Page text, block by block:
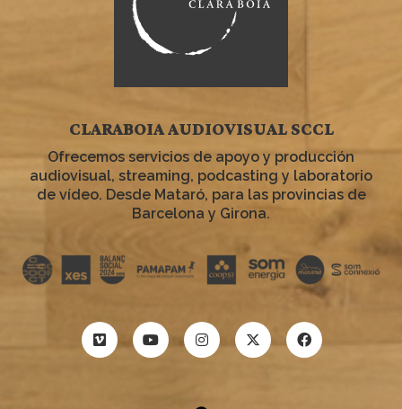
CLARABOIA AUDIOVISUAL SCCL
Ofrecemos servicios de apoyo y producción
audiovisual, streaming, podcasting y laboratorio
de vídeo. Desde Mataró, para las provincias de
Barcelona y Girona.